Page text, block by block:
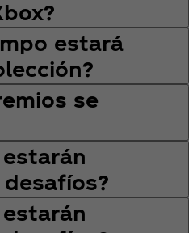
estará
se